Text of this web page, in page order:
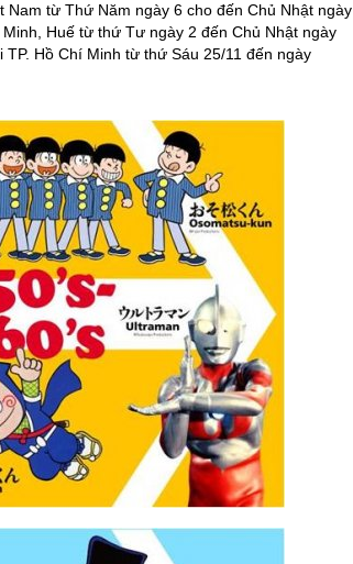
từ Thứ Năm ngày 6 cho đến Chủ Nhật ngày
Huế từ thứ Tư ngày 2 đến Chủ Nhật ngày
Hồ Chí Minh từ thứ Sáu 25/11 đến ngày